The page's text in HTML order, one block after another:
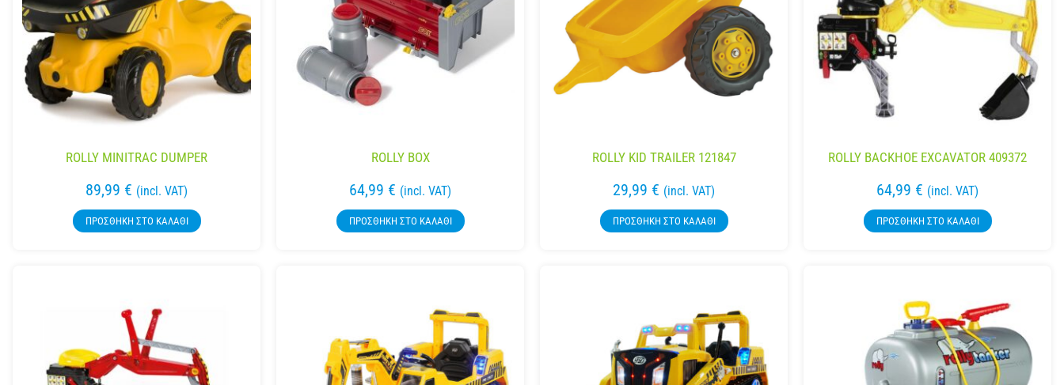
ROLLY MINITRAC DUMPER
89,99 € (incl. VAT)
ΠΡΟΣΘΉΚΗ ΣΤΟ ΚΑΛΆΘΙ
ROLLY BOX
64,99 € (incl. VAT)
ΠΡΟΣΘΉΚΗ ΣΤΟ ΚΑΛΆΘΙ
ROLLY KID TRAILER 121847
29,99 € (incl. VAT)
ΠΡΟΣΘΉΚΗ ΣΤΟ ΚΑΛΆΘΙ
ROLLY BACKHOE EXCAVATOR 409372
64,99 € (incl. VAT)
ΠΡΟΣΘΉΚΗ ΣΤΟ ΚΑΛΆΘΙ